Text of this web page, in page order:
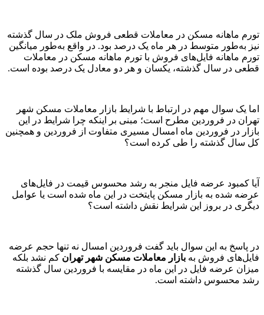
تورم ماهانه مسکن در معاملات قطعی فروش ملک در سال گذشته
نیز به‌طور متوسط در هر ماه یک درصد بود. در واقع به‌طور میانگین
تورم ماهانه فایل‌‌های فروش با تورم ماهانه مسکن در معاملات
قطعی در سال گذشته، یکسان و هر دو معادل یک درصد بوده است.
اما یک سوال مهم در ارتباط با شرایط بازار معاملات مسکن شهر
تهران در فروردین مطرح است؛ مبنی بر اینکه چرا شرایط در این
بازار در فروردین ماه امسال مسیری متفاوت از فروردین و همچنین
کل سال گذشته را طی کرده است؟
آیا کمبود عرضه فایل منجر به رشد محسوس قیمت در فایل‌‌های
عرضه شده به بازار مسکن پایتخت در این ماه شده است یا عوامل
دیگری در بروز این شرایط نقش داشته است؟
در پاسخ به این سوال باید گفت فروردین امسال نه تنها حجم عرضه
فایل‌‌های فروش به بازار معاملات مسکن شهر تهران کم نشد بلکه
میزان عرضه فایل در این ماه در مقایسه با فروردین سال گذشته
رشد محسوس داشته است.